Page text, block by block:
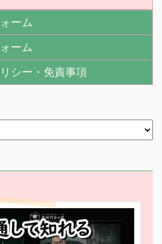
ーム
ーム
シー・免責事項